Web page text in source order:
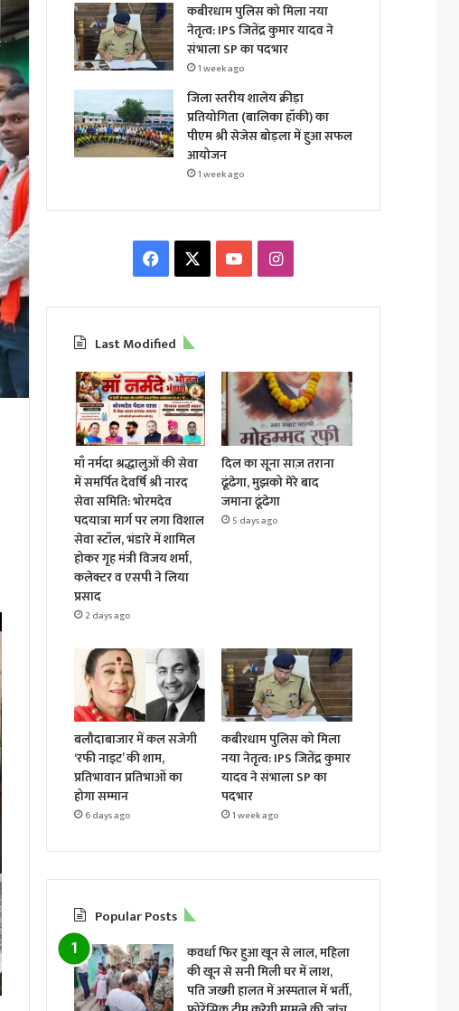
कबीरधाम पुलिस को मिला नया
नेतृत्व: IPS जितेंद्र कुमार यादव ने
संभाला SP का पदभार
1 week ago
जिला स्तरीय शालेय क्रीड़ा
प्रतियोगिता (बालिका हॉकी) का
पीएम श्री सेजेस बोड़ला में हुआ सफल
आयोजन
1 week ago
Facebook YouTubeInstagram
Last Modified
माँ नर्मदा श्रद्धालुओं की सेवा
में समर्पित देवर्षि श्री नारद
सेवा समिति: भोरमदेव
पदयात्रा मार्ग पर लगा विशाल
सेवा स्टॉल, भंडारे में शामिल
होकर गृह मंत्री विजय शर्मा,
कलेक्टर व एसपी ने लिया
प्रसाद
2 days ago
दिल का सूना साज़ तराना
ढूंढेगा, मुझको मेरे बाद
जमाना ढूंढेगा
5 days ago
बलौदाबाजार में कल सजेगी
‘रफी नाइट’ की शाम,
प्रतिभावान प्रतिभाओं का
होगा सम्मान
6 days ago
कबीरधाम पुलिस को मिला
नया नेतृत्व: IPS जितेंद्र कुमार
यादव ने संभाला SP का
पदभार
1 week ago
Popular Posts
कवर्धा फिर हुआ खून से लाल, महिला
की खून से सनी मिली घर में लाश,
पति जख्मी हालत में अस्पताल में भर्ती,